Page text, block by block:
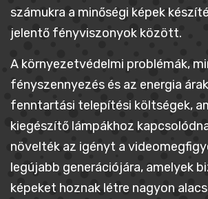
számukra a minőségi képek
jelentő fényviszonyok között.
A környezetvédelmi problémák,
fényszennyezés és az energia
fenntartási telepítési költségek,
kiegészítő lámpákhoz
növelték az igényt a
legújabb generációjára, amelyek
képeket hoznak létre nagyon